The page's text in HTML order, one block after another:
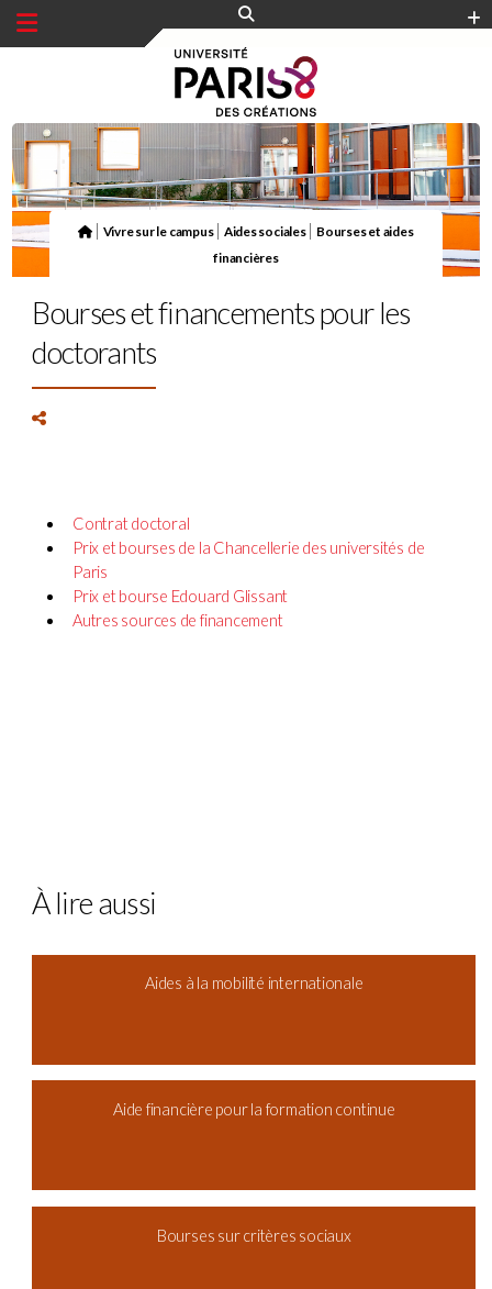
Vivre sur le campus Aides sociales
Bourses et aides
financières
Bourses et financements pour les
doctorants
Contrat doctoral
Prix et bourses de la Chancellerie des universités de
Paris
Prix et bourse Edouard Glissant
Autres sources de financement
À lire aussi
Aides à la mobilité internationale
Aide financière pour la formation continue
Bourses sur critères sociaux
Panneau de gestion des cookies